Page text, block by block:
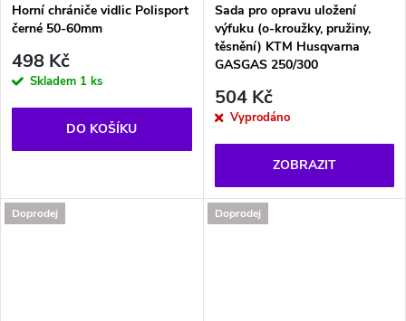
Horní chrániče vidlic Polisport
černé 50-60mm
498 Kč
Skladem 1 ks
DO KOŠÍKU
Sada pro opravu uložení
výfuku (o-kroužky, pružiny,
těsnění) KTM Husqvarna
GASGAS 250/300
504 Kč
Vyprodáno
ZOBRAZIT
Doprodej Doprodej